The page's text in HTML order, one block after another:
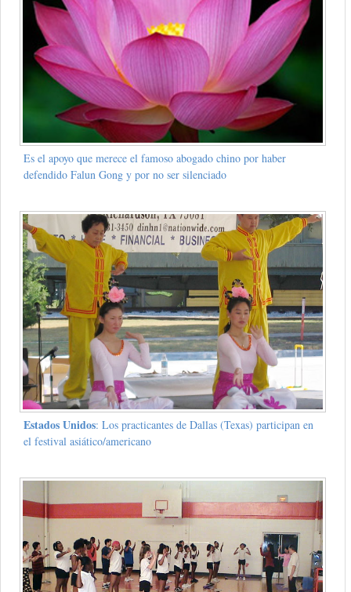
Es el apoyo que merece el famoso abogado chino por haber
defendido Falun Gong y por no ser silenciado
Estados Unidos: Los practicantes de Dallas (Texas) participan en
el festival asiático/americano